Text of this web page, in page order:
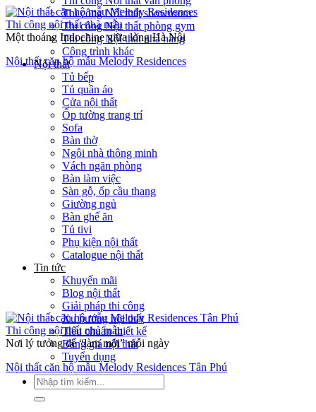
Thi công Nội thất showroom
Thi công Nội thất phòng gym
Thi công Nội thất nhà hàng
Công trình khác
Nội thất
Tủ bếp
Tủ quần áo
Cửa nội thất
Ốp tường trang trí
Sofa
Bàn thờ
Ngôi nhà thông minh
Vách ngăn phòng
Bàn làm việc
Sàn gỗ, ốp cầu thang
Giường ngủ
Bàn ghế ăn
Tủ tivi
Phụ kiện nội thất
Catalogue nội thất
Tin tức
Khuyến mãi
Blog nội thất
Giải pháp thi công
Xu hướng nội thất
Tiêu chuẩn thiết kế
Bảng giá nội thất
Tuyển dụng
Tìm
kiếm:
Thi công nội thất nhà mẫu
Một thoáng Indochine giữa lòng Hà Nội
Nội thất căn hộ mẫu Melody Residences
Thi công nội thất nhà mẫu
Nơi lý tưởng để “làm mới” mỗi ngày
Nội thất căn hộ mẫu Melody Residences Tân Phú